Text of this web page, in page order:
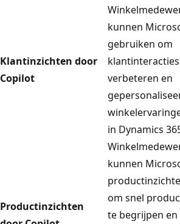
Klantinzichten door
Copilot
kunnen
gebruiken om
verbeteren en
in Dynamics
Productinzichten
kunnen
om snel
te begrijpen en